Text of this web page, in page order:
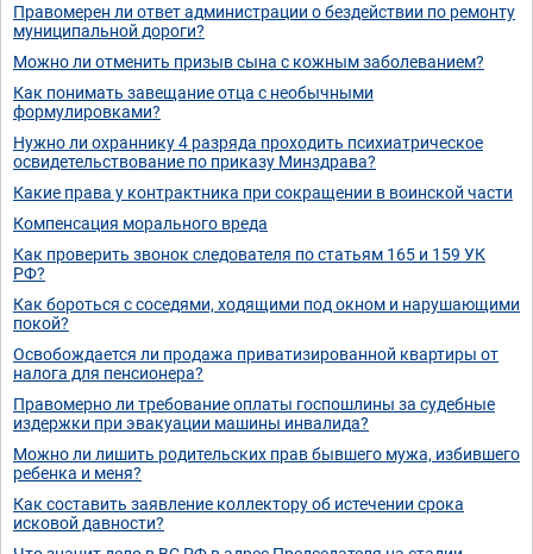
Правомерен ли ответ администрации о бездействии по ремонту
муниципальной дороги?
Можно ли отменить призыв сына с кожным заболеванием?
Как понимать завещание отца с необычными
формулировками?
Нужно ли охраннику 4 разряда проходить психиатрическое
освидетельствование по приказу Минздрава?
Какие права у контрактника при сокращении в воинской части
Компенсация морального вреда
Как проверить звонок следователя по статьям 165 и 159 УК
РФ?
Как бороться с соседями, ходящими под окном и нарушающими
покой?
Освобождается ли продажа приватизированной квартиры от
налога для пенсионера?
Правомерно ли требование оплаты госпошлины за судебные
издержки при эвакуации машины инвалида?
Можно ли лишить родительских прав бывшего мужа, избившего
ребенка и меня?
Как составить заявление коллектору об истечении срока
исковой давности?